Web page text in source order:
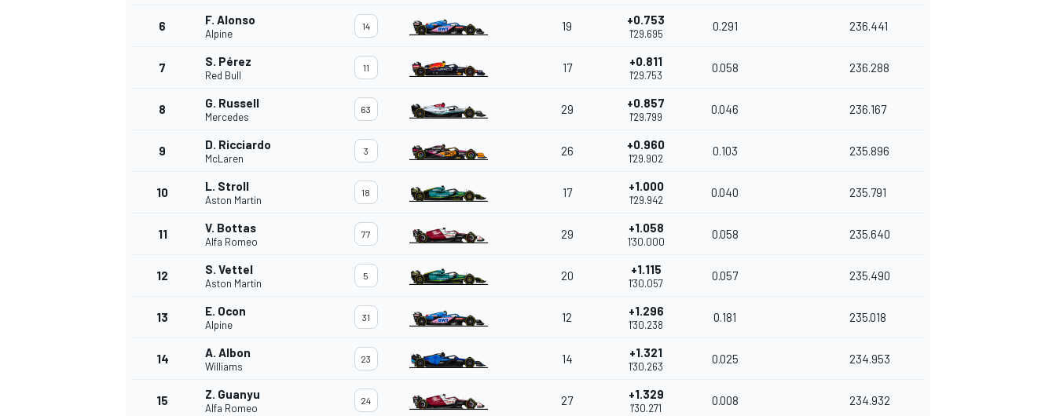
6 F. Alonso
Alpine
14 19 +0.753
1'29.695
0.291 236.441
7 S. Pérez
Red Bull
11 17 +0.811
1'29.753
0.058 236.288
8 G. Russell
Mercedes
63 29 +0.857
1'29.799
0.046 236.167
9 D. Ricciardo
McLaren
3 26 +0.960
1'29.902
0.103 235.896
10 L. Stroll
Aston Martin
18 17 +1.000
1'29.942
0.040 235.791
11 V. Bottas
Alfa Romeo
77 29 +1.058
1'30.000
0.058 235.640
12 S. Vettel
Aston Martin
5 20 +1.115
1'30.057
0.057 235.490
13 E. Ocon
Alpine
31 12 +1.296
1'30.238
0.181 235.018
14 A. Albon
Williams
23 14 +1.321
1'30.263
0.025 234.953
15 Z. Guanyu
Alfa Romeo
24 27 +1.329
1'30.271
0.008 234.932